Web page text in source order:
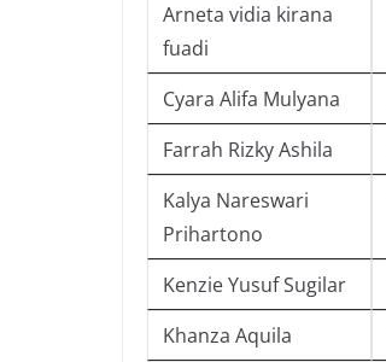
Arneta vidia kirana
fuadi
Cyara Alifa Mulyana
Farrah Rizky Ashila
Kalya Nareswari
Prihartono
Kenzie Yusuf Sugilar
Khanza Aquila